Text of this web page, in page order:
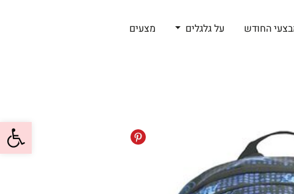
פתח
החודש על גלגלים מצעים